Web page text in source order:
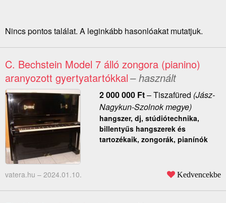
Nincs pontos találat. A leginkább hasonlóakat mutatjuk.
C. Bechstein Model 7 álló zongora (pianino)
aranyozott gyertyatartókkal– használt
2 000 000 Ft–Tiszafüred (Jász-
Nagykun-Szolnok megye)
hangszer, dj, stúdiótechnika,
billentyűs hangszerek és
tartozékaik, zongorák, pianínók
vatera.hu – 2024.01.10. Kedvencekbe